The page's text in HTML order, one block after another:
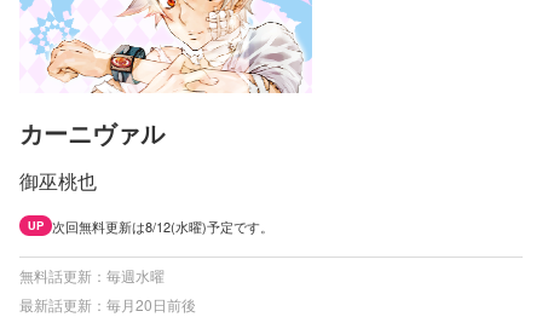
カーニヴァル
御巫桃也
UP 次回無料更新は8/12(水曜)予定です。
無料話更新：毎週水曜
最新話更新：毎月20日前後